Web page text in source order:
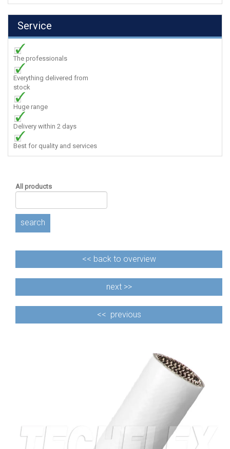
Service
The professionals
Everything delivered from
stock
Huge range
Delivery within 2 days
Best for quality and services
All products
search
<< back to overview
next >>
<< previous